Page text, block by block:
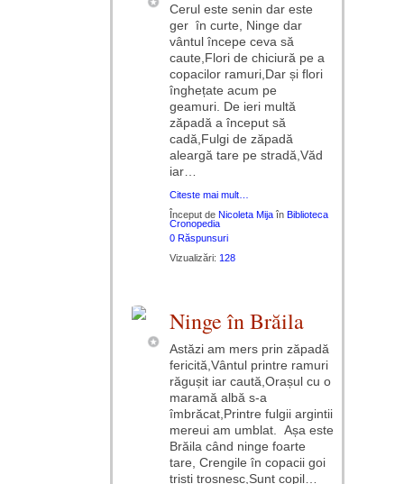
Cerul este senin dar este
ger în curte, Ninge dar
vântul începe ceva să
caute,Flori de chiciură pe a
copacilor ramuri,Dar și flori
înghețate acum pe
geamuri. De ieri multă
zăpadă a început să
cadă,Fulgi de zăpadă
aleargă tare pe stradă,Văd
iar…
Citeste mai mult…
Început de Nicoleta Mija în Biblioteca
Cronopedia
0 Răspunsuri
Vizualizări: 128
Ninge în Brăila
Astăzi am mers prin zăpadă
fericită,Vântul printre ramuri
răgușit iar caută,Orașul cu o
maramă albă s-a
îmbrăcat,Printre fulgii argintii
mereui am umblat. Așa este
Brăila când ninge foarte
tare, Crengile în copacii goi
triști trosnesc,Sunt copil…